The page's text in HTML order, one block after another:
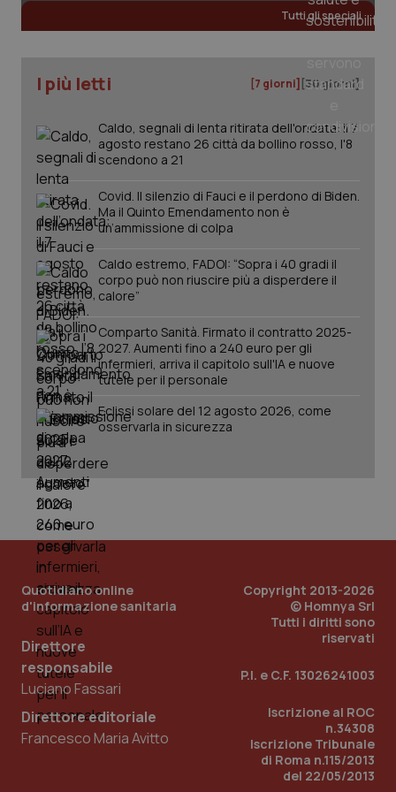
Tutti gli speciali
I più letti [7 giorni] [30 giorni]
Caldo, segnali di lenta ritirata dell'ondata: il 7
agosto restano 26 città da bollino rosso, l'8
scendono a 21
Covid. Il silenzio di Fauci e il perdono di Biden.
Ma il Quinto Emendamento non è
un’ammissione di colpa
Caldo estremo, FADOI: “Sopra i 40 gradi il
corpo può non riuscire più a disperdere il
calore”
Comparto Sanità. Firmato il contratto 2025-
2027. Aumenti fino a 240 euro per gli
infermieri, arriva il capitolo sull'IA e nuove
tutele per il personale
Eclissi solare del 12 agosto 2026, come
osservarla in sicurezza
Quotidiano online
d'informazione sanitaria
Direttore
responsabile
Luciano Fassari
Direttore editoriale
Francesco Maria Avitto
Copyright 2013-2026
© Homnya Srl
Tutti i diritti sono
riservati
P.I. e C.F. 13026241003
Iscrizione al ROC
n.34308
Iscrizione Tribunale
di Roma n.115/2013
del 22/05/2013
CookieScriptConsent
CookieScript
5
tracking-sites-ironfish-
tracking-enable
www.quotidianosanita.it
tracking-sites-ironfish-
session-id
www.quotidianosanita.it
_ga